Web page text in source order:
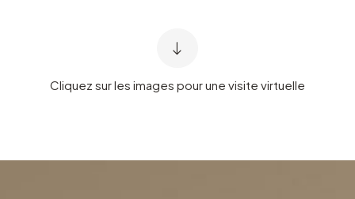
Cliquez sur les images pour une visite virtuelle